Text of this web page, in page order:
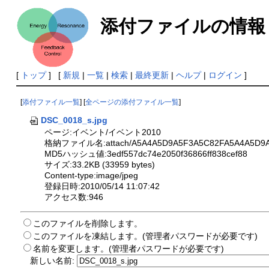
添付ファイルの情報
[ トップ] [ 新規 | 一覧| 検索| 最終更新| ヘルプ| ログイン ]
[添付ファイル一覧] [全ページの添付ファイル一覧]
DSC_0018_s.jpg
ページ:イベント/イベント2010
格納ファイル名:attach/
MD5ハッシュ値:3edf557dc74e2050f36866ff838cef88
サイズ:33.2KB (33959 bytes)
Content-type:image/jpeg
登録日時:2010/05/14 11:07:42
アクセス数:946
このファイルを削除します。
このファイルを凍結します。(管理者パスワードが必要です)
名前を変更します。(管理者パスワードが必要です)
新しい名前: